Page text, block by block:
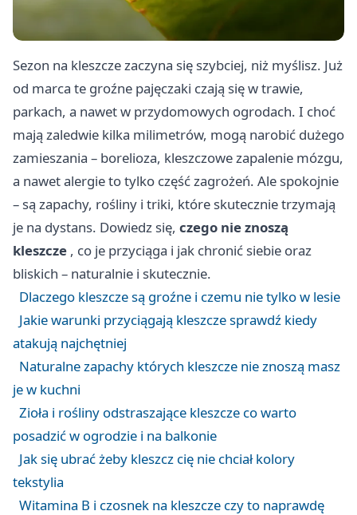
Sezon na kleszcze zaczyna się szybciej, niż myślisz. Już
od marca te groźne pajęczaki czają się w trawie,
parkach, a nawet w przydomowych ogrodach. I choć
mają zaledwie kilka milimetrów, mogą narobić dużego
zamieszania – borelioza, kleszczowe zapalenie mózgu,
a nawet alergie to tylko część zagrożeń. Ale spokojnie
– są zapachy, rośliny i triki, które skutecznie trzymają
je na dystans. Dowiedz się, czego nie znoszą
kleszcze , co je przyciąga i jak chronić siebie oraz
bliskich – naturalnie i skutecznie.
Dlaczego kleszcze są groźne i czemu nie tylko w lesie
Jakie warunki przyciągają kleszcze sprawdź kiedy
atakują najchętniej
Naturalne zapachy których kleszcze nie znoszą masz
je w kuchni
Zioła i rośliny odstraszające kleszcze co warto
posadzić w ogrodzie i na balkonie
Jak się ubrać żeby kleszcz cię nie chciał kolory
tekstylia
Witamina B i czosnek na kleszcze czy to naprawdę